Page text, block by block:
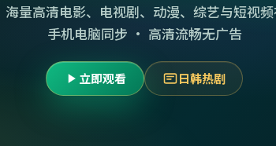
量高清电影、电视剧、动漫、综艺与短视
手机电脑同步 · 高清流畅无广告
立即观看 日韩热剧